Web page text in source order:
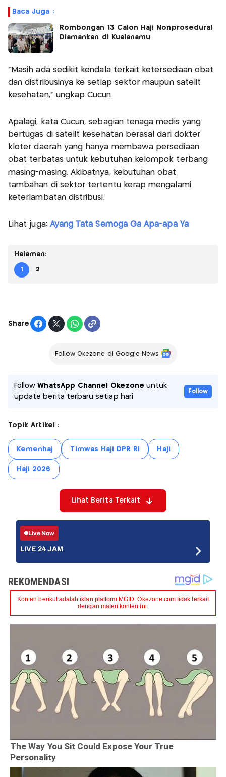
Baca Juga :
Rombongan 13 Calon Haji Nonprosedural
Diamankan di Kualanamu
“Masih ada sedikit kendala terkait ketersediaan obat
dan distribusinya ke setiap sektor maupun satelit
kesehatan,” ungkap Cucun.
Apalagi, kata Cucun, sebagian tenaga medis yang
bertugas di satelit kesehatan berasal dari dokter
kloter daerah yang hanya membawa persediaan
obat terbatas untuk kebutuhan kelompok terbang
masing-masing. Akibatnya, kebutuhan obat
tambahan di sektor tertentu kerap mengalami
keterlambatan distribusi.
Lihat juga: Ayang Tata Semoga Ga Apa-apa Ya
Halaman:
1 2
Share
Follow Okezone di Google News
FollowWhatsApp Channel Okezone untuk
update berita terbaru setiap hari
Follow
Topik Artikel :
Kemenhaj Timwas Haji DPR RI Haji
Haji 2026
Lihat Berita Terkait
Live Now
LIVE 24 JAM